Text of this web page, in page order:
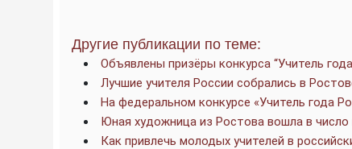
Другие публикации по теме:
Объявлены призёры конкурса “Учитель
Лучшие учителя России собрались в
На федеральном конкурсе «Учитель года
Юная художница из Ростова вошла в
Как привлечь молодых учителей в